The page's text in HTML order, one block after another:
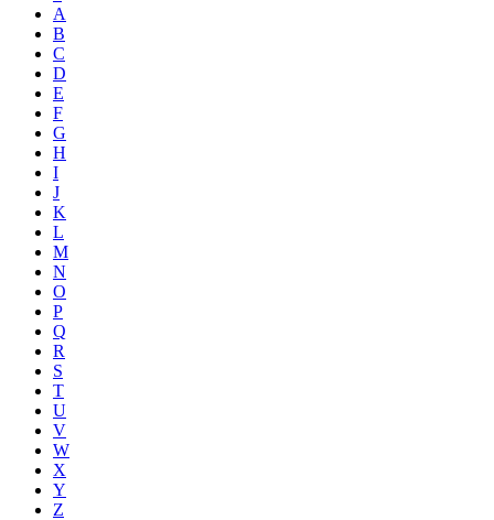
A
B
C
D
E
F
G
H
I
J
K
L
M
N
O
P
Q
R
S
T
U
V
W
X
Y
Z